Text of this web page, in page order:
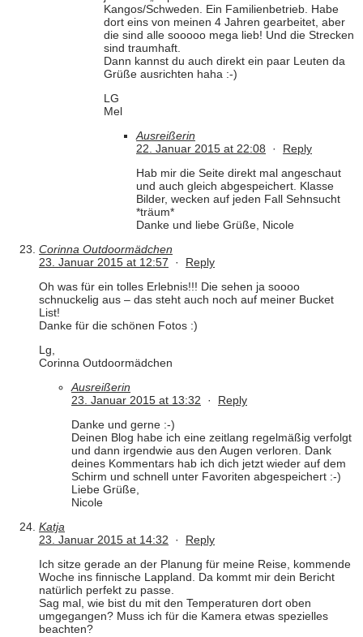
Kangos/Schweden. Ein Familienbetrieb. Habe
dort eins von meinen 4 Jahren gearbeitet, aber
die sind alle sooooo mega lieb! Und die Strecken
sind traumhaft.
Dann kannst du auch direkt ein paar Leuten da
Grüße ausrichten haha :-)
LG
Mel
Ausreißerin
22. Januar 2015 at 22:08 · Reply
Hab mir die Seite direkt mal angeschaut
und auch gleich abgespeichert. Klasse
Bilder, wecken auf jeden Fall Sehnsucht
*träum*
Danke und liebe Grüße, Nicole
Corinna Outdoormädchen
23. Januar 2015 at 12:57 · Reply
Oh was für ein tolles Erlebnis!!! Die sehen ja soooo
schnuckelig aus – das steht auch noch auf meiner Bucket
List!
Danke für die schönen Fotos :)
Lg,
Corinna Outdoormädchen
Ausreißerin
23. Januar 2015 at 13:32 · Reply
Danke und gerne :-)
Deinen Blog habe ich eine zeitlang regelmäßig verfolgt
und dann irgendwie aus den Augen verloren. Dank
deines Kommentars hab ich dich jetzt wieder auf dem
Schirm und schnell unter Favoriten abgespeichert :-)
Liebe Grüße,
Nicole
Katja
23. Januar 2015 at 14:32 · Reply
Ich sitze gerade an der Planung für meine Reise, kommende
Woche ins finnische Lappland. Da kommt mir dein Bericht
natürlich perfekt zu passe.
Sag mal, wie bist du mit den Temperaturen dort oben
umgegangen? Muss ich für die Kamera etwas spezielles
beachten?